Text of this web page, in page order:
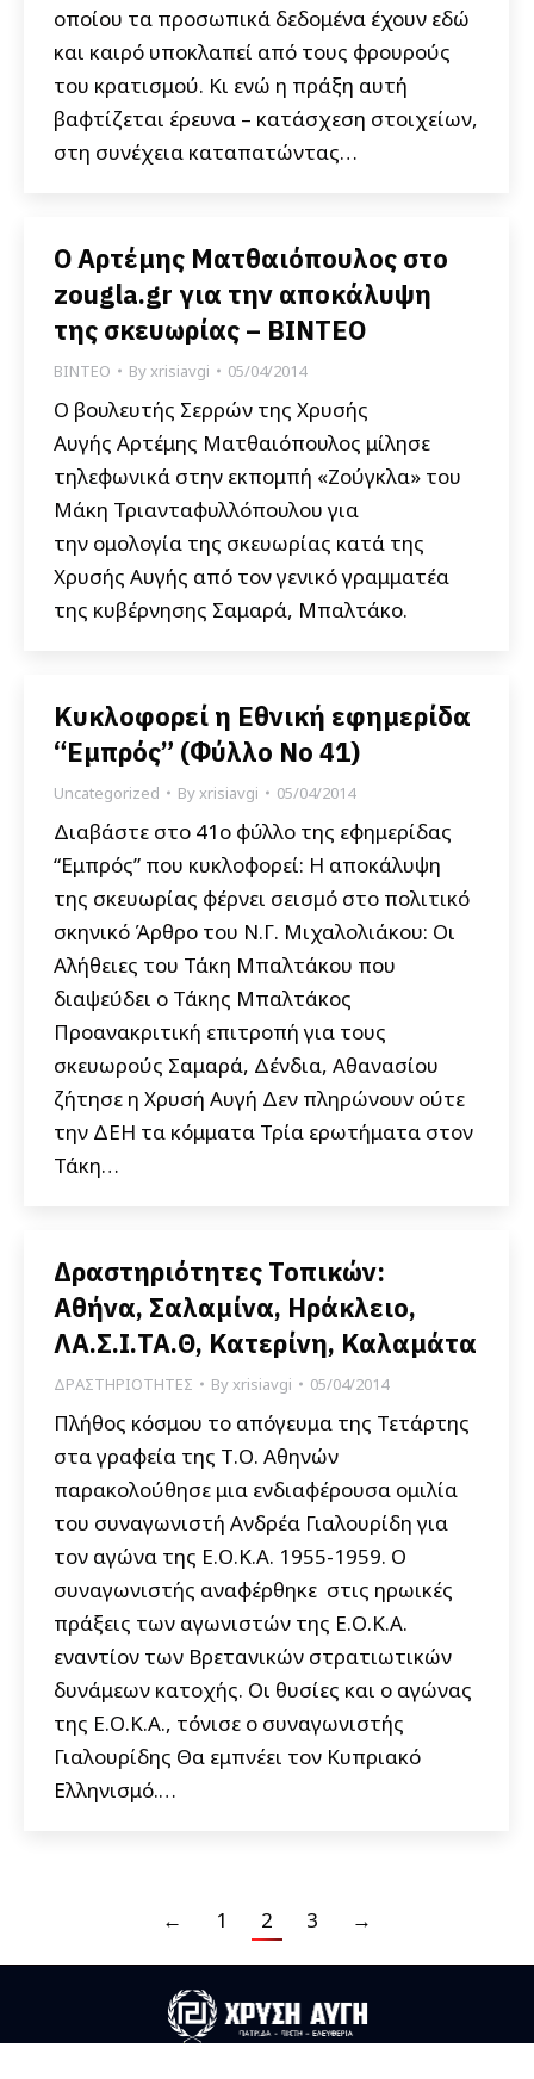
οποίου τα προσωπικά δεδομένα έχουν εδώ
και καιρό υποκλαπεί από τους φρουρούς
του κρατισμού. Κι ενώ η πράξη αυτή
βαφτίζεται έρευνα – κατάσχεση στοιχείων,
στη συνέχεια καταπατώντας…
O Αρτέμης Ματθαιόπουλος στο
zougla.gr για την αποκάλυψη
της σκευωρίας – ΒΙΝΤΕΟ
ΒΙΝΤΕΟ Byxrisiavgi 05/04/2014
Ο βουλευτής Σερρών της Χρυσής
Αυγής Αρτέμης Ματθαιόπουλος μίλησε
τηλεφωνικά στην εκπομπή «Ζούγκλα» του
Μάκη Τριανταφυλλόπουλου για
την ομολογία της σκευωρίας κατά της
Χρυσής Αυγής από τον γενικό γραμματέα
της κυβέρνησης Σαμαρά, Μπαλτάκο.
Κυκλοφορεί η Εθνική εφημερίδα
“Εμπρός” (Φύλλο Νο 41)
Uncategorized Byxrisiavgi 05/04/2014
Διαβάστε στο 41ο φύλλο της εφημερίδας
“Εμπρός” που κυκλοφορεί: Η αποκάλυψη
της σκευωρίας φέρνει σεισμό στο πολιτικό
σκηνικό Άρθρο του Ν.Γ. Μιχαλολιάκου: Οι
Αλήθειες του Τάκη Μπαλτάκου που
διαψεύδει ο Τάκης Μπαλτάκος
Προανακριτική επιτροπή για τους
σκευωρούς Σαμαρά, Δένδια, Αθανασίου
ζήτησε η Χρυσή Αυγή Δεν πληρώνουν ούτε
την ΔΕΗ τα κόμματα Τρία ερωτήματα στον
Τάκη…
Δραστηριότητες Τοπικών:
Αθήνα, Σαλαμίνα, Ηράκλειο,
ΛΑ.Σ.Ι.ΤΑ.Θ, Κατερίνη, Καλαμάτα
ΔΡΑΣΤΗΡΙΟΤΗΤΕΣ Byxrisiavgi 05/04/2014
Πλήθος κόσμου το απόγευμα της Τετάρτης
στα γραφεία της Τ.Ο. Αθηνών
παρακολούθησε μια ενδιαφέρουσα ομιλία
του συναγωνιστή Ανδρέα Γιαλουρίδη για
τον αγώνα της Ε.Ο.Κ.Α. 1955-1959. Ο
συναγωνιστής αναφέρθηκε στις ηρωικές
πράξεις των αγωνιστών της Ε.Ο.Κ.Α.
εναντίον των Βρετανικών στρατιωτικών
δυνάμεων κατοχής. Οι θυσίες και ο αγώνας
της Ε.Ο.Κ.Α., τόνισε ο συναγωνιστής
Γιαλουρίδης Θα εμπνέει τον Κυπριακό
Ελληνισμό.…
← 1 2 3 →